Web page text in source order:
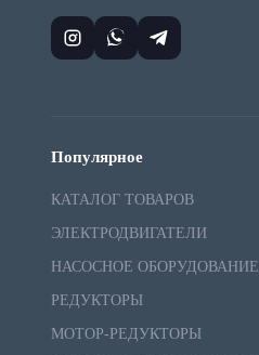
Популярное
КАТАЛОГ ТОВАРОВ
ЭЛЕКТРОДВИГАТЕЛИ
НАСОСНОЕ ОБОРУДОВАНИЕ
РЕДУКТОРЫ
МОТОР-РЕДУКТОРЫ